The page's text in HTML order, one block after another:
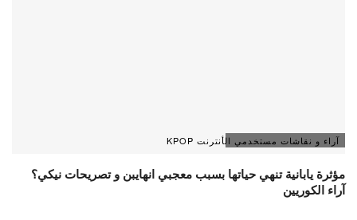
آراء و نقاشات مستخدمي الأنترنت KPOP
مؤثرة يابانية تنهي حياتها بسبب معجبي انهايبن و تصريحات نيكي؟
آراء الكوريين